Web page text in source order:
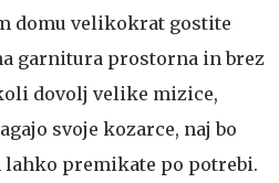
domu velikokrat gostite
garnitura prostorna in brez
dovolj velike mizice,
svoje kozarce, naj bo
lahko premikate po potrebi.